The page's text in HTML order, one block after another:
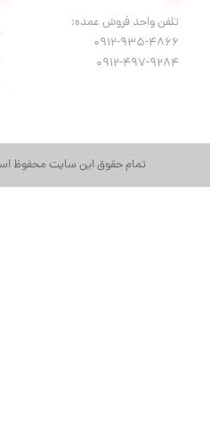
تمام حقوق این سایت محفوظ
تلفن واحد فروش عمده:
0912-935-4866
​​​​​​​0912-497-9284